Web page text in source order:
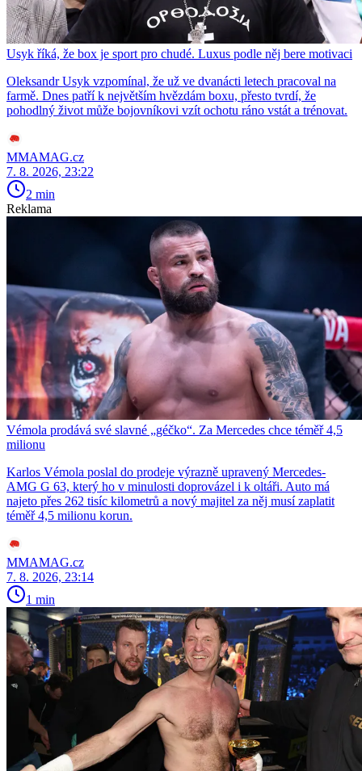
Usyk říká, že box je sport pro chudé. Luxus podle něj bere motivaci
Oleksandr Usyk vzpomínal, že už ve dvanácti letech pracoval na
farmě. Dnes patří k největším hvězdám boxu, přesto tvrdí, že
pohodlný život může bojovníkovi vzít ochotu ráno vstát a trénovat.
MMAMAG.cz
7. 8. 2026, 23:22
2 min
Reklama
Vémola prodává své slavné „géčko“. Za Mercedes chce téměř 4,5
milionu
Karlos Vémola poslal do prodeje výrazně upravený Mercedes-
AMG G 63, který ho v minulosti doprovázel i k oltáři. Auto má
najeto přes 262 tisíc kilometrů a nový majitel za něj musí zaplatit
téměř 4,5 milionu korun.
MMAMAG.cz
7. 8. 2026, 23:14
1 min